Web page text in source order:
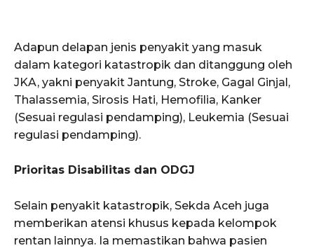
​Adapun delapan jenis penyakit yang masuk
dalam kategori katastropik dan ditanggung oleh
JKA, yakni ​penyakit Jantung, ​Stroke, ​Gagal Ginjal, ​
Thalassemia, ​Sirosis Hati, ​Hemofilia, ​Kanker
(Sesuai regulasi pendamping), ​Leukemia (Sesuai
regulasi pendamping).
Prioritas Disabilitas dan ODGJ
​Selain penyakit katastropik, Sekda Aceh juga
memberikan atensi khusus kepada kelompok
rentan lainnya. Ia memastikan bahwa pasien